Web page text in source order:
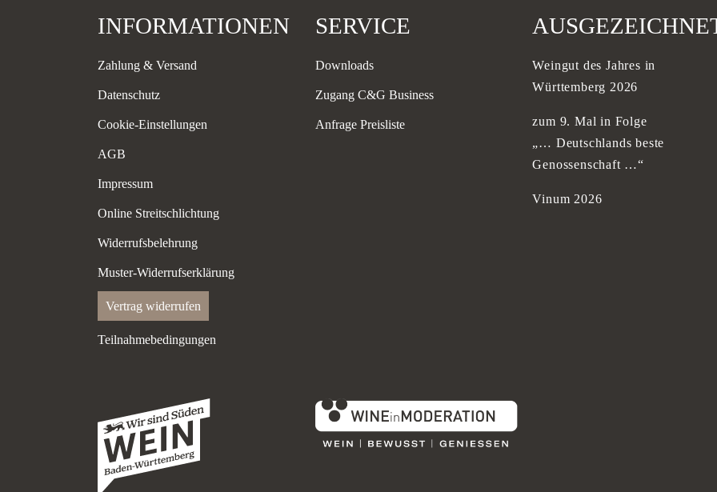
INFORMATIONEN
Zahlung & Versand
Datenschutz
Cookie-Einstellungen
AGB
Impressum
Online Streitschlichtung
Widerrufsbelehrung
Muster-Widerrufserklärung
Vertrag widerrufen
Teilnahmebedingungen
SERVICE
Downloads
Zugang C&G Business
Anfrage Preisliste
Weingut des Jahres in
Württemberg 2026
zum 9. Mal in Folge
„… Deutschlands beste
Genossenschaft …“
Vinum 2026